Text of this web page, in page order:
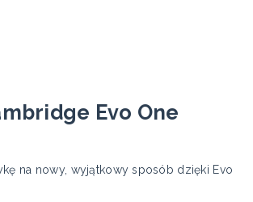
Evo One
na nowy, wyjątkowy sposób dzięki Evo